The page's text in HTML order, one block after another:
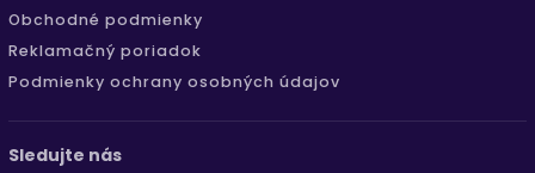
Obchodné podmienky
Reklamačný poriadok
Podmienky ochrany osobných údajov
Sledujte nás